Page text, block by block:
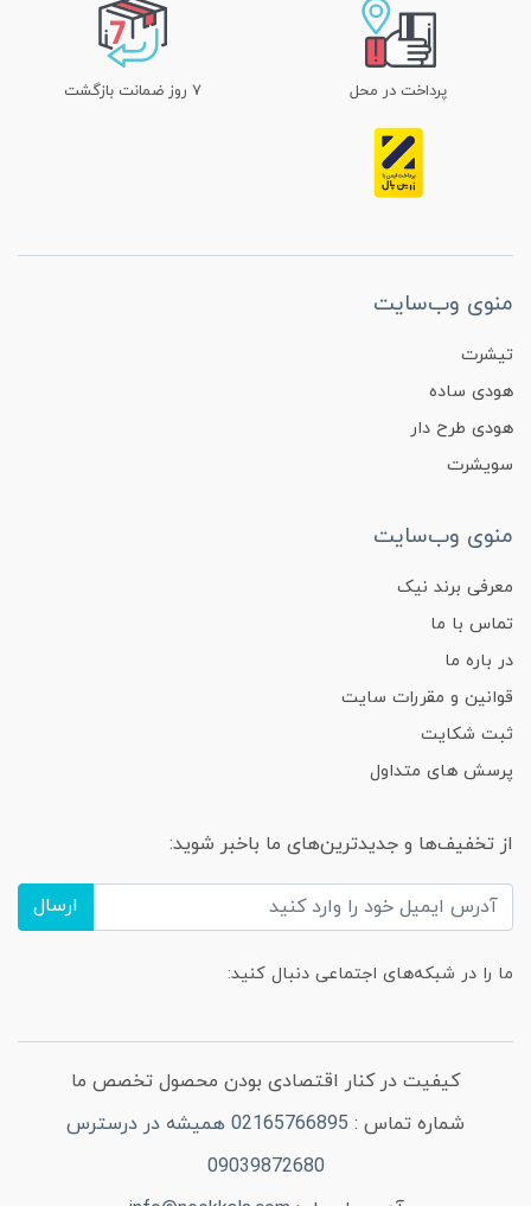
پرداخت در محل ۷ روز ضمانت بازگشت
منوی وب‌سایت
تیشرت
هودی ساده
هودی طرح دار
سویشرت
منوی وب‌سایت
معرفی برند نیک
تماس با ما
در باره ما
قوانین و مقررات سایت
ثبت شکایت
پرسش های متداول
از تخفیف‌ها و جدیدترین‌های ما باخبر شوید:
ارسال
ما را در شبکه‌های اجتماعی دنبال کنید:
کیفیت در کنار اقتصادی بودن محصول تخصص ما
شماره تماس :
02165766895 همیشه در درسترس
09039872680